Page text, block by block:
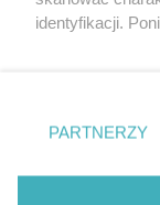
Praca
identyfikacji.
prywatności
. Niektóre
takiemu
PARTNERZY